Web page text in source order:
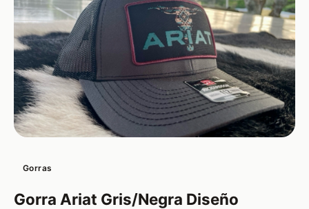
Gorras
Gorra Ariat Gris/Negra Diseño